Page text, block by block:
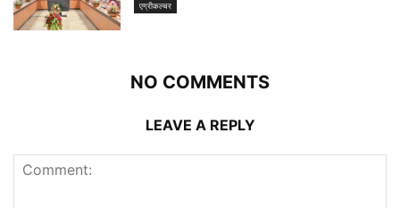
एग्रीकल्चर
NO COMMENTS
LEAVE A REPLY